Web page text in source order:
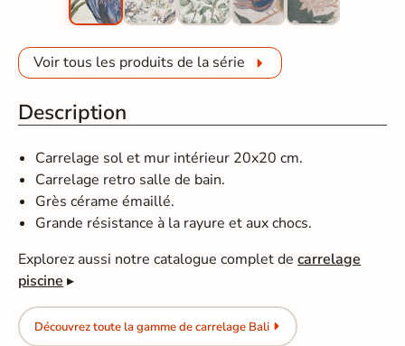
Voir tous les produits de la série
Description
Carrelage sol et mur intérieur 20x20 cm.
Carrelage retro salle de bain.
Grès cérame émaillé.
Grande résistance à la rayure et aux chocs.
Explorez aussi notre catalogue complet decarrelage
piscine ▸
Découvrez toute la gamme de carrelage Bali